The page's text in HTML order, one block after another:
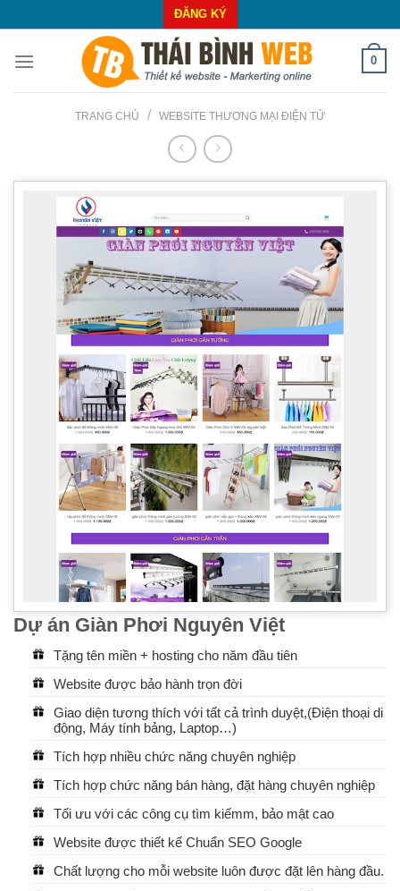
to
content
ĐĂNG KÝ
0
TRANG CHỦ / WEBSITE THƯƠNG MẠI ĐIỆN TỬ
Dự án Giàn Phơi Nguyên Việt
Tặng tên miền + hosting cho năm đầu tiên
Website được bảo hành trọn đời
Giao diện tương thích với tất cả trình duyệt,(Điện thoại di
động, Máy tính bảng, Laptop…)
Tích hợp nhiều chức năng chuyên nghiệp
Tích hợp chức năng bán hàng, đặt hàng chuyên nghiệp
Tối ưu với các công cụ tìm kiếmm, bảo mật cao
Website được thiết kế Chuẩn SEO Google
Chất lượng cho mỗi website luôn được đặt lên hàng đầu.